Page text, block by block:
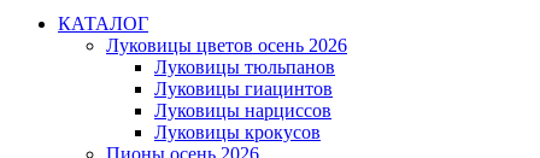
КАТАЛОГ
Луковицы цветов осень 2026
Луковицы тюльпанов
Луковицы гиацинтов
Луковицы нарциссов
Луковицы крокусов
Пионы осень 2026